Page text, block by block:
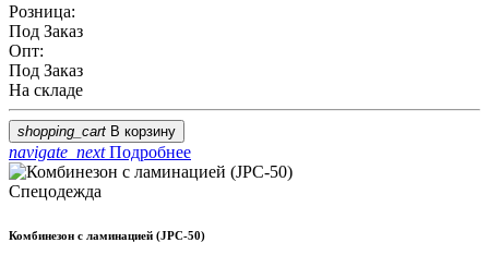
Розница:
Под Заказ
Опт:
Под Заказ
На складе
shopping_cart В корзину
navigate_nextПодробнее
Спецодежда
Комбинезон с ламинацией (JPC-50)